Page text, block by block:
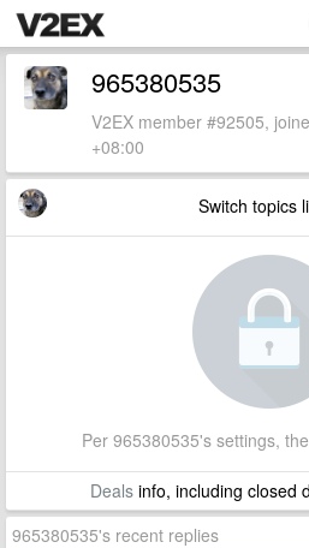
965380535
V2EX member #92505,
+08:00
Switch topics
Per 965380535's settings,
Dealsinfo, including closed
965380535's recent replies